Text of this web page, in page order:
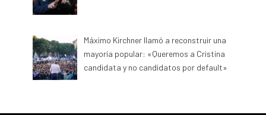
Máximo Kirchner llamó a reconstruir una
mayoría popular: «Queremos a Cristina
candidata y no candidatos por default»